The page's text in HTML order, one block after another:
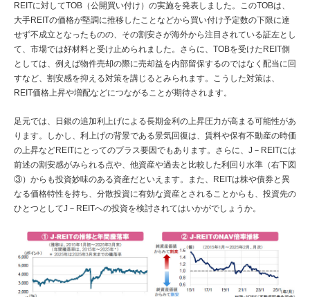
REITに対してTOB（公開買い付け）の実施を発表しました。このTOBは、
大手REITの価格が堅調に推移したことなどから買い付け予定数の下限に達
せず不成立となったものの、その割安さが海外から注目されている証左とし
て、市場では好材料と受け止められました。さらに、TOBを受けたREIT側
としては、例えば物件売却の際に売却益を内部留保するのではなく配当に回
すなど、割安感を抑える対策を講じるとみられます。こうした対策は、
REIT価格上昇や増配などにつながることが期待されます。
足元では、日銀の追加利上げによる長期金利の上昇圧力が高まる可能性があ
ります。しかし、利上げの背景である景気回復は、賃料や保有不動産の時価
の上昇などREITにとってのプラス要因でもあります。さらに、J－REITには
前述の割安感がみられる点や、他資産や過去と比較した利回り水準（右下図
③）からも投資妙味のある資産だといえます。また、REITは株や債券と異
なる価格特性を持ち、分散投資に有効な資産とされることからも、投資先の
ひとつとしてJ－REITへの投資を検討されてはいかがでしょうか。